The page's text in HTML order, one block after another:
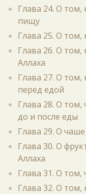
Глава 24. О том,
пищу
Глава 25. О том,
Глава 26. О том,
Аллаха
Глава 27. О том,
перед едой
Глава 28. О том,
до и после еды
Глава 29. О
Глава 30. О
Аллаха
Глава 31. О том,
Глава 32. О том,